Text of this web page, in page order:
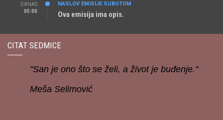
DANAS
05:00
NASLOV EMISIJE SUBOTOM
Ova emisija ima opis.
CITAT SEDMICE
"San je ono što se želi, a život je buđenje."
Meša Selimović